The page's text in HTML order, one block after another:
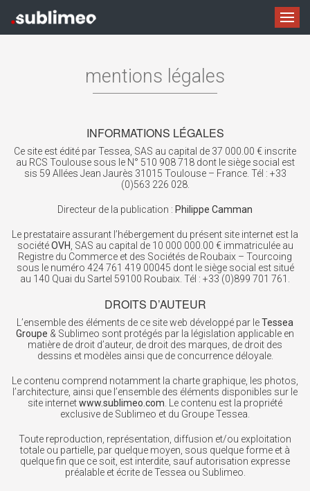
mentions légales
INFORMATIONS LÉGALES
Ce site est édité par Tessea, SAS au capital de 37 000.00 € inscrite
au RCS Toulouse sous le N° 510 908 718 dont le siège social est
sis 59 Allées Jean Jaurès 31015 Toulouse – France. Tél : +33
(0)563 226 028.
Directeur de la publication : Philippe Camman
Le prestataire assurant l’hébergement du présent site internet est la
sociétéOVH , SAS au capital de 10 000 000.00 € immatriculée au
Registre du Commerce et des Sociétés de Roubaix – Tourcoing
sous le numéro 424 761 419 00045 dont le siège social est situé
au 140 Quai du Sartel 59100 Roubaix. Tél : +33 (0)899 701 761.
DROITS D’AUTEUR
L’ensemble des éléments de ce site web développé par leTessea
Groupe & Sublimeo sont protégés par la législation applicable en
matière de droit d’auteur, de droit des marques, de droit des
dessins et modèles ainsi que de concurrence déloyale.
Le contenu comprend notamment la charte graphique, les photos,
l’architecture, ainsi que l’ensemble des éléments disponibles sur le
site internetwww.sublimeo.com . Le contenu est la propriété
exclusive de Sublimeo et du Groupe Tessea.
Toute reproduction, représentation, diffusion et/ou exploitation
totale ou partielle, par quelque moyen, sous quelque forme et à
quelque fin que ce soit, est interdite, sauf autorisation expresse
préalable et écrite de Tessea ou Sublimeo.